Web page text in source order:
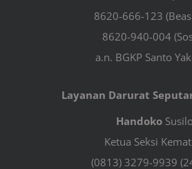
8620-666-123
8620-940-004
a.n. BGKP Santo
Layanan Darurat
Handoko Susilo
Ketua Seksi
(0813) 3279-9939